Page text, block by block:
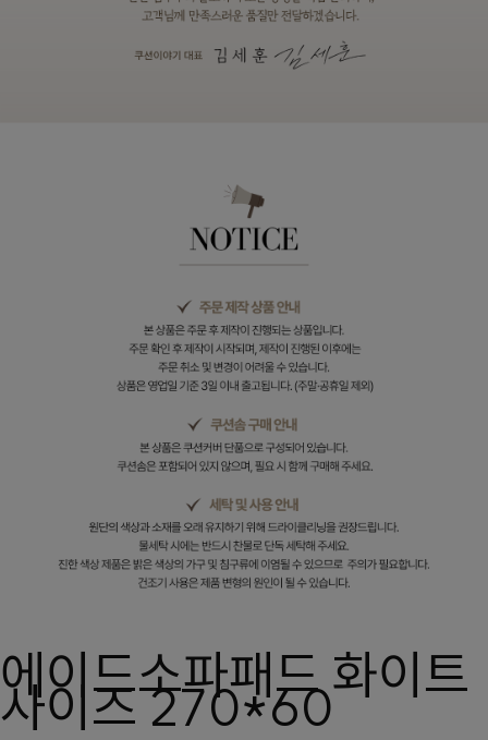
에이드소파패드 화이트
사이즈 270*60